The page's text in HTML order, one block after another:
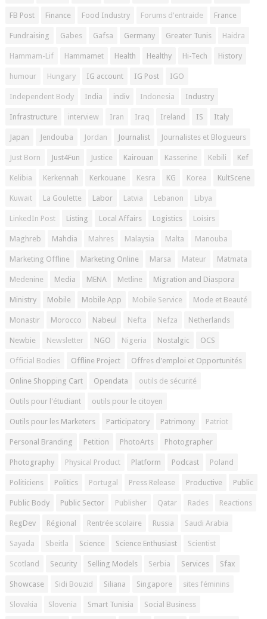
FB Post Finance Food Industry Forums d'entraide France
Fundraising Gabes Gafsa Germany Greater Tunis Haidra
Hammam-Lif Hammamet Health Healthy Hi-Tech History
humour Hungary IG account IG Post IGO
Independent Body India indiv Indonesia Industry
Infrastructure interview Iran Iraq Ireland IS Italy
Japan Jendouba Jordan Journalist Journalistes et Blogueurs
Just Born Just4Fun Justice Kairouan Kasserine Kebili Kef
Kelibia Kerkennah Kerkouane Kesra KG Korea KultScene
Kuwait La Goulette Labor Latvia Lebanon Libya
LinkedIn Post Listing Local Affairs Logistics Loisirs
Maghreb Mahdia Mahres Malaysia Malta Manouba
Marketing Offline Marketing Online Marsa Mateur Matmata
Medenine Media MENA Metline Migration and Diaspora
Ministry Mobile Mobile App Mobile Service Mode et Beauté
Monastir Morocco Nabeul Nefta Nefza Netherlands
Newbie Newsletter NGO Nigeria Nostalgic OCS
Official Bodies Offline Project Offres d'emploi et Opportunités
Online Shopping Cart Opendata outils de sécurité
Outils pour l'étudiant outils pour le citoyen
Outils pour les Marketers Participatory Patrimony Patriot
Personal Branding Petition PhotoArts Photographer
Photography Physical Product Platform Podcast Poland
Politiciens Politics Portugal Press Release Productive Public
Public Body Public Sector Publisher Qatar Rades Reactions
RegDev Régional Rentrée scolaire Russia Saudi Arabia
Sayada Sbeitla Science Science Enthusiast Scientist
Scotland Security Selling Models Serbia Services Sfax
Showcase Sidi Bouzid Siliana Singapore sites féminins
Slovakia Slovenia Smart Tunisia Social Business